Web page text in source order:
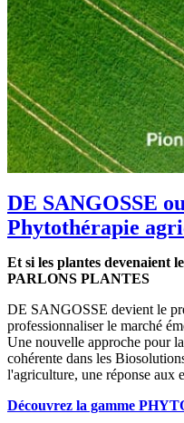
DE SANGOSSE
Phytothérapie
Et si les plantes devenaient
PARLONS PLANTES
DE SANGOSSE devient le
professionnaliser le marché
Une nouvelle approche pour
cohérente dans les
l'agriculture, une réponse aux
Découvrez la gamme